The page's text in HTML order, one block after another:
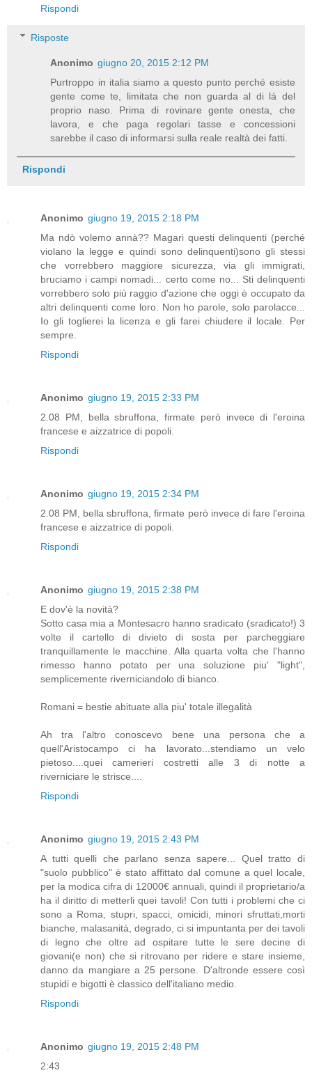
Rispondi
Risposte
Anonimo giugno 20, 2015 2:12 PM
Purtroppo in italia siamo a questo punto perché esiste
gente come te, limitata che non guarda al di lá del
proprio naso. Prima di rovinare gente onesta, che
lavora, e che paga regolari tasse e concessioni
sarebbe il caso di informarsi sulla reale realtà dei fatti.
Rispondi
Anonimo giugno 19, 2015 2:18 PM
Ma ndò volemo annà?? Magari questi delinquenti (perché
violano la legge e quindi sono delinquenti)sono gli stessi
che vorrebbero maggiore sicurezza, via gli immigrati,
bruciamo i campi nomadi... certo come no... Sti delinquenti
vorrebbero solo più raggio d'azione che oggi è occupato da
altri delinquenti come loro. Non ho parole, solo parolacce...
Io gli toglierei la licenza e gli farei chiudere il locale. Per
sempre.
Rispondi
Anonimo giugno 19, 2015 2:33 PM
2.08 PM, bella sbruffona, firmate però invece di l'eroina
francese e aizzatrice di popoli.
Rispondi
Anonimo giugno 19, 2015 2:34 PM
2.08 PM, bella sbruffona, firmate però invece di fare l'eroina
francese e aizzatrice di popoli.
Rispondi
Anonimo giugno 19, 2015 2:38 PM
E dov'è la novità?
Sotto casa mia a Montesacro hanno sradicato (sradicato!) 3
volte il cartello di divieto di sosta per parcheggiare
tranquillamente le macchine. Alla quarta volta che l'hanno
rimesso hanno potato per una soluzione piu' "light",
semplicemente riverniciandolo di bianco.
Romani = bestie abituate alla piu' totale illegalità
Ah tra l'altro conoscevo bene una persona che a
quell'Aristocampo ci ha lavorato...stendiamo un velo
pietoso....quei camerieri costretti alle 3 di notte a
riverniciare le strisce....
Rispondi
Anonimo giugno 19, 2015 2:43 PM
A tutti quelli che parlano senza sapere... Quel tratto di
"suolo pubblico" è stato affittato dal comune a quel locale,
per la modica cifra di 12000€ annuali, quindi il proprietario/a
ha il diritto di metterli quei tavoli! Con tutti i problemi che ci
sono a Roma, stupri, spacci, omicidi, minori sfruttati,morti
bianche, malasanità, degrado, ci si impuntanta per dei tavoli
di legno che oltre ad ospitare tutte le sere decine di
giovani(e non) che si ritrovano per ridere e stare insieme,
danno da mangiare a 25 persone. D'altronde essere così
stupidi e bigotti è classico dell'italiano medio.
Rispondi
Anonimo giugno 19, 2015 2:48 PM
2:43